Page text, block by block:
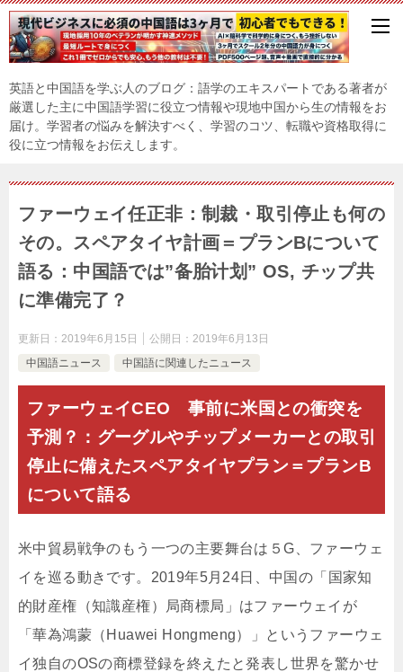
英語と中国語を学ぶ人のブログ：語学のエキスパートである著者が
厳選した主に中国語学習に役立つ情報や現地中国から生の情報をお
届け。学習者の悩みを解決すべく、学習のコツ、転職や資格取得に
役に立つ情報をお伝えします。
ファーウェイ任正非：制裁・取引停止も何の
その。スペアタイヤ計画＝プランBについて
語る：中国語では”备胎计划” OS, チップ共
に準備完了？
更新日： 2019年6月15日 公開日： 2019年6月13日
中国語ニュース
中国語に関連したニュース
ファーウェイCEO 事前に米国との衝突を
予測？：グーグルやチップメーカーとの取引
停止に備えたスペアタイヤプラン＝プランB
について語る
米中貿易戦争のもう一つの主要舞台は５G、ファーウェ
イを巡る動きです。2019年5月24日、中国の「国家知
的財産権（知識産権）局商標局」はファーウェイが
「華為鴻蒙（Huawei Hongmeng）」というファーウェ
イ独自のOSの商標登録を終えたと発表し世界を驚かせ